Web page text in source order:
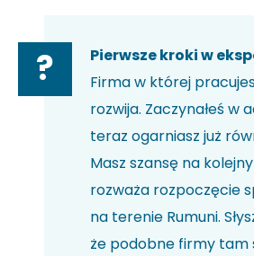
?
Pierwsze kroki w
Firma w której
rozwija. Zaczynałeś w
teraz ogarniasz już
Masz szansę na
rozważa rozpoczęcie
na terenie Rumuni.
że podobne firmy tam